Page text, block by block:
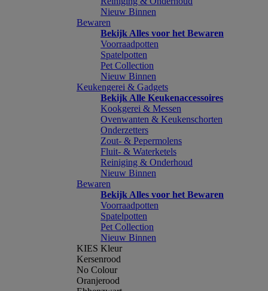
Nieuw Binnen
Bewaren
Bekijk Alles voor het Bewaren
Voorraadpotten
Spatelpotten
Pet Collection
Nieuw Binnen
Keukengerei & Gadgets
Bekijk Alle Keukenaccessoires
Kookgerei & Messen
Ovenwanten & Keukenschorten
Onderzetters
Zout- & Pepermolens
Fluit- & Waterketels
Reiniging & Onderhoud
Nieuw Binnen
Bewaren
Bekijk Alles voor het Bewaren
Voorraadpotten
Spatelpotten
Pet Collection
Nieuw Binnen
KIES Kleur
Kersenrood
No Colour
Oranjerood